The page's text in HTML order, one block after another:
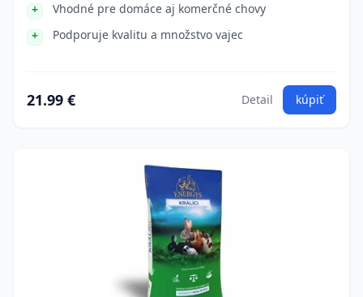
Vhodné pre domáce aj komerčné chovy
Podporuje kvalitu a množstvo vajec
21.99 € Detail kúpiť